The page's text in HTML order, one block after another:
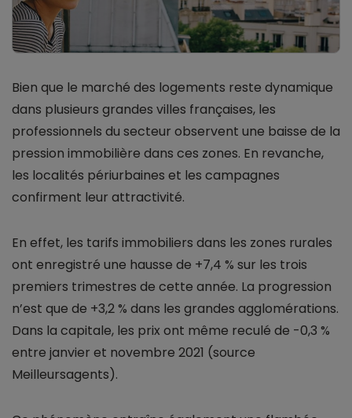
Bien que le marché des logements reste dynamique
dans plusieurs grandes villes françaises, les
professionnels du secteur observent une baisse de la
pression immobilière dans ces zones. En revanche,
les localités périurbaines et les campagnes
confirment leur attractivité.
En effet, les tarifs immobiliers dans les zones rurales
ont enregistré une hausse de +7,4 % sur les trois
premiers trimestres de cette année. La progression
n’est que de +3,2 % dans les grandes agglomérations.
Dans la capitale, les prix ont même reculé de -0,3 %
entre janvier et novembre 2021 (source
Meilleursagents).